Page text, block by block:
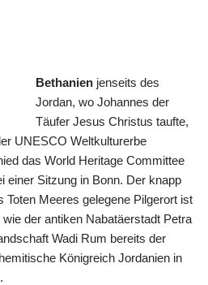
Bethanien jenseits des
Jordan, wo Johannes der
Täufer Jesus Christus taufte,
UNESCO Weltkulturerbe
das World Heritage Committee
einer Sitzung in Bonn. Der knapp
Toten Meeres gelegene Pilgerort ist
der antiken Nabatäerstadt Petra
Wadi Rum bereits der
Königreich Jordanien in